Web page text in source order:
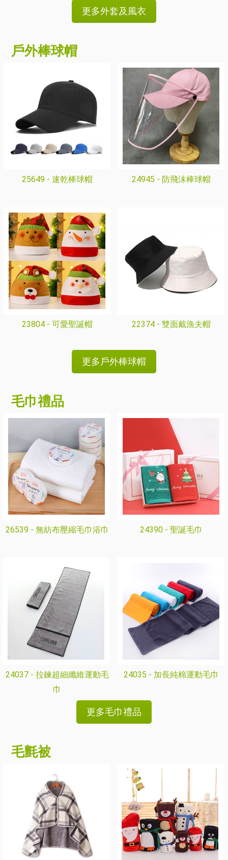
更多外套及風衣
戶外棒球帽
25649 - 速乾棒球帽 24945 - 防飛沫棒球帽
23804 - 可愛聖誕帽 22374 - 雙面戴漁夫帽
更多戶外棒球帽
毛巾禮品
26539 - 無紡布壓縮毛巾浴巾 24390 - 聖誕毛巾
24037 - 拉鍊超細纖維運動毛
巾
24035 - 加長純棉運動毛巾
更多毛巾禮品
毛氈被